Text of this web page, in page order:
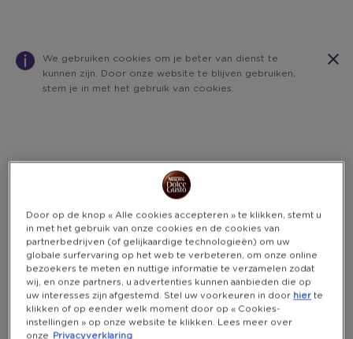
We gebruiken cookies om je beter van dienst te
kunnen zijn. Door onze website te blijven gebruiken,
stem je in met het gebruik van cookies.
Door op de knop « Alle cookies accepteren » te klikken, stemt u
in met het gebruik van onze cookies en de cookies van
partnerbedrijven (of gelijkaardige technologieën) om uw
globale surfervaring op het web te verbeteren, om onze online
bezoekers te meten en nuttige informatie te verzamelen zodat
wij, en onze partners, u advertenties kunnen aanbieden die op
uw interesses zijn afgestemd. Stel uw voorkeuren in door hier te
klikken of op eender welk moment door op « Cookies-
instellingen » op onze website te klikken. Lees meer over
onze
Privacyverklaring